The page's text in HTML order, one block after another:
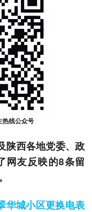
热线公众号
陕西各地党委、政
网友反映的8条留
华城小区更换电表